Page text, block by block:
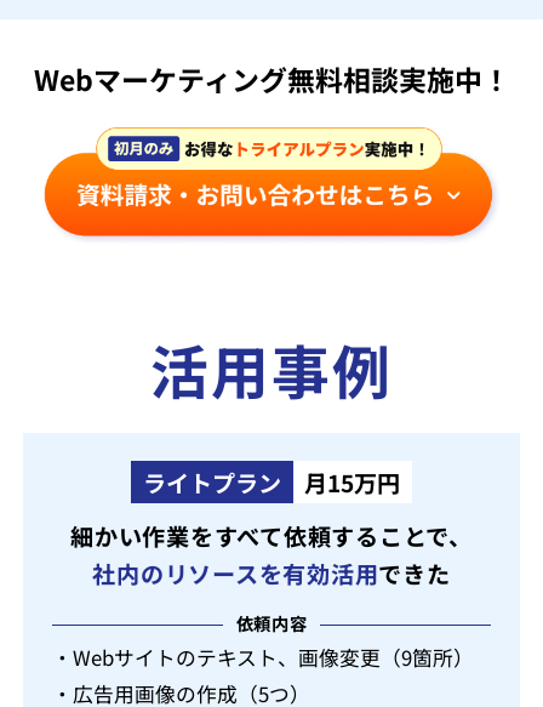
Webマーケティング無料相談実施中！
活用事例
ライトプラン
月15万円
細かい作業をすべて依頼することで、
社内のリソースを有効活用できた
依頼内容
・Webサイトのテキスト、画像変更（9箇所）
・広告用画像の作成（5つ）